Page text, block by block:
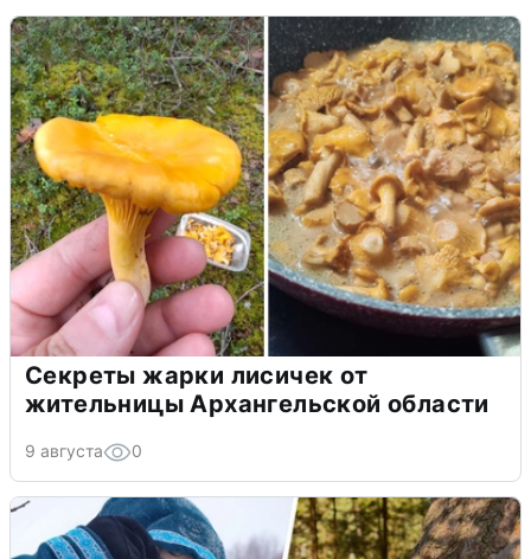
Секреты жарки лисичек от
жительницы Архангельской области
9 августа 0